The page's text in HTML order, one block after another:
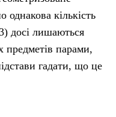
кількість
досі лишаються
предметів парами,
гадати, що це